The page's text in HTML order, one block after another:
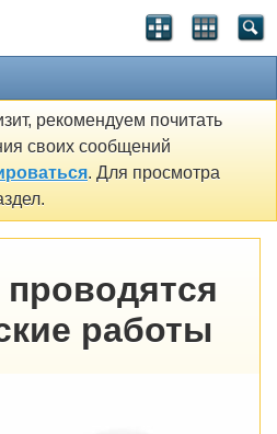
рекомендуем почитать
своих сообщений
. Для просмотра
проводятся
работы